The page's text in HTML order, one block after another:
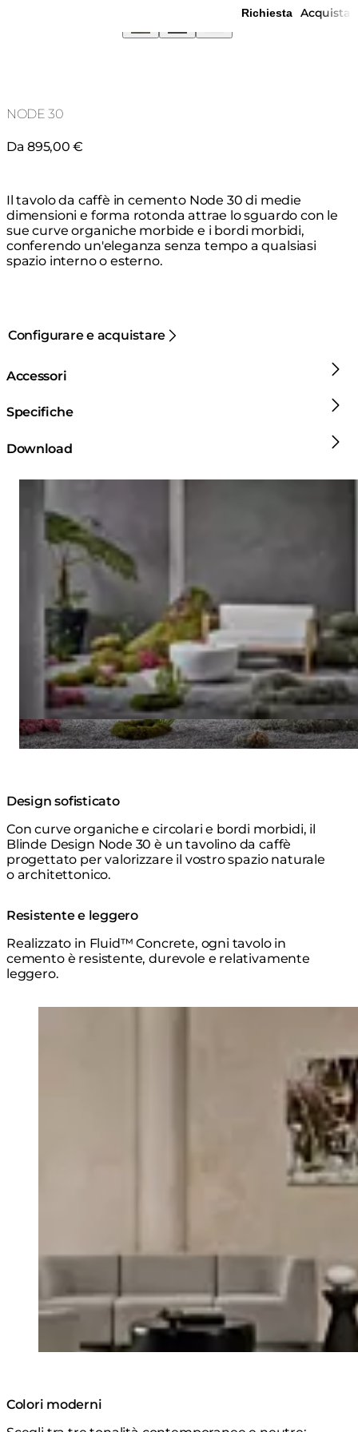
Richiesta Acquista
NODE 30
Da 895,00 €
Il tavolo da caffè in cemento Node 30 di medie
dimensioni e forma rotonda attrae lo sguardo con le
sue curve organiche morbide e i bordi morbidi,
conferendo un'eleganza senza tempo a qualsiasi
spazio interno o esterno.
Configurare e acquistare
Accessori
Specifiche
Download
Design sofisticato
Con curve organiche e circolari e bordi morbidi, il
Blinde Design Node 30 è un tavolino da caffè
progettato per valorizzare il vostro spazio naturale
o architettonico.
Resistente e leggero
Realizzato in Fluid™ Concrete, ogni tavolo in
cemento è resistente, durevole e relativamente
leggero.
Colori moderni